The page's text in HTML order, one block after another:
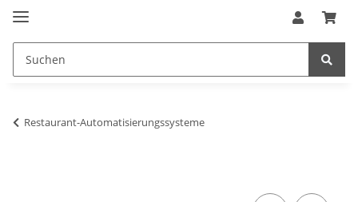
Restaurant-Automatisierungssysteme